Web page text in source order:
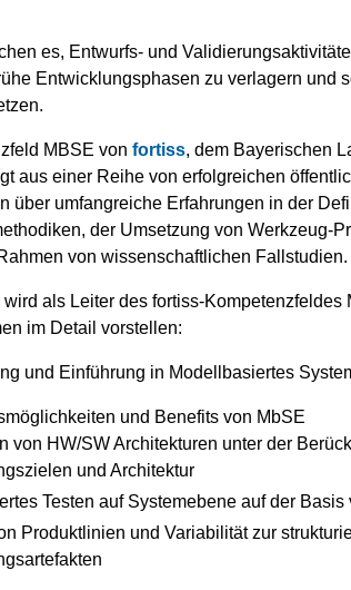
es, Entwurfs- und
Entwicklungsphasen zu verlagern und
MBSE von fortiss, dem Bayerischen
aus einer Reihe von erfolgreichen
über umfangreiche Erfahrungen in der
der Umsetzung von Werkzeug-
von wissenschaftlichen Fallstudien.
wird als Leiter des fortiss-
im Detail vorstellen:
und Einführung in Modellbasiertes
und Benefits von MbSE
von HW/SW Architekturen unter der
und Architektur
Testen auf Systemebene auf der
Produktlinien und Variabilität zur